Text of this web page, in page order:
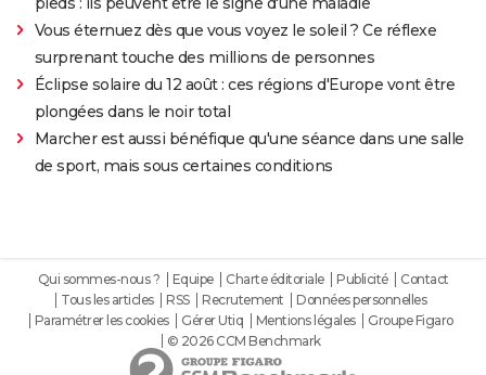
Vous éternuez dès que vous voyez le soleil ? Ce réflexe
surprenant touche des millions de personnes
Éclipse solaire du 12 août : ces régions d'Europe vont être
plongées dans le noir total
Marcher est aussi bénéfique qu'une séance dans une salle
de sport, mais sous certaines conditions
Qui sommes-nous ? Equipe Charte éditoriale Publicité
Contact
Tous les articles
RSS Recrutement
Données personnelles
Paramétrer les cookies
Gérer Utiq Mentions légales
Groupe Figaro
© 2026 CCM Benchmark